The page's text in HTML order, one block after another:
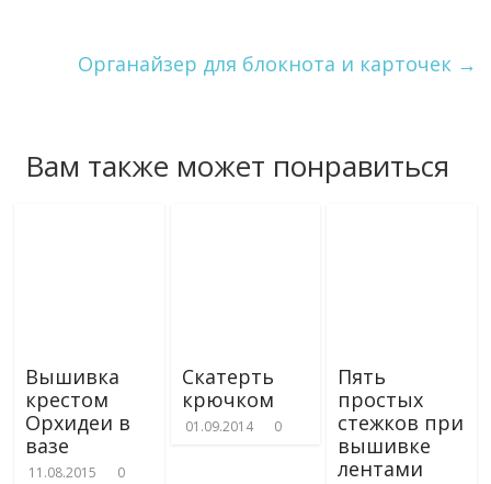
Органайзер для блокнота и карточек →
Вам также может понравиться
Вышивка
крестом
Орхидеи в
вазе
11.08.2015 0
Скатерть
крючком
01.09.2014 0
Пять
простых
стежков при
вышивке
лентами